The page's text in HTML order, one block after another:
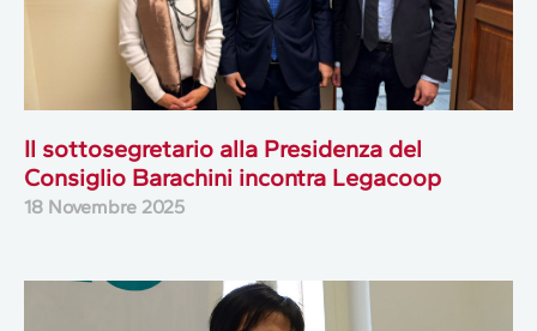
Il sottosegretario alla Presidenza del
Consiglio Barachini incontra Legacoop
18 Novembre 2025